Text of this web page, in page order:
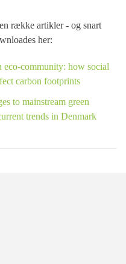
række artikler - og snart
her:
community: how social
carbon footprints
to mainstream green
trends in Denmark